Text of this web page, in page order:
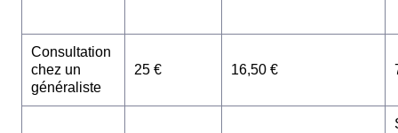
Consultation
chez un
généraliste
25 € 16,50 €